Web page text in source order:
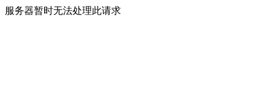
服务器暂时无法处理此请求